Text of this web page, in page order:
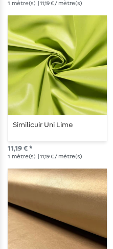
1 mètre(s) | 11,19 € / mètre(s)
Similicuir Uni Lime
11,19 € *
1 mètre(s) | 11,19 € / mètre(s)